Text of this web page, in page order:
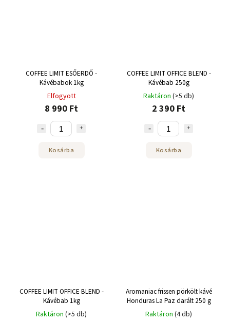
COFFEE LIMIT ESŐERDŐ -
Kávébabok 1kg
Elfogyott
8 990 Ft
Kosárba
COFFEE LIMIT OFFICE BLEND -
Kávébab 250g
Raktáron (>5 db)
2 390 Ft
Kosárba
COFFEE LIMIT OFFICE BLEND -
Kávébab 1kg
Raktáron (>5 db)
Aromaniac frissen pörkölt kávé
Honduras La Paz darált 250 g
Raktáron (4 db)